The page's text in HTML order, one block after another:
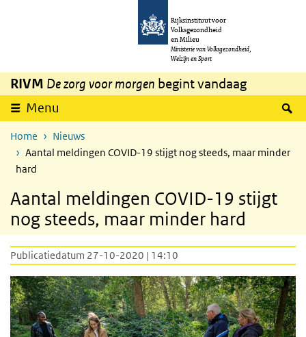
Overslaan en naar de inhoud gaan
Rijksinstituut voor
Volksgezondheid
en Milieu
Ministerie van Volksgezondheid,
Welzijn en Sport
RIVM De zorg voor morgen begint vandaag
Menu
Home
Nieuws
Aantal meldingen COVID-19 stijgt nog steeds, maar minder
hard
Aantal meldingen COVID-19 stijgt
nog steeds, maar minder hard
Publicatiedatum 27-10-2020 | 14:10